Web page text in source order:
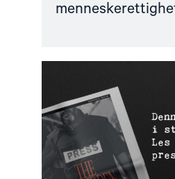
–
les
The